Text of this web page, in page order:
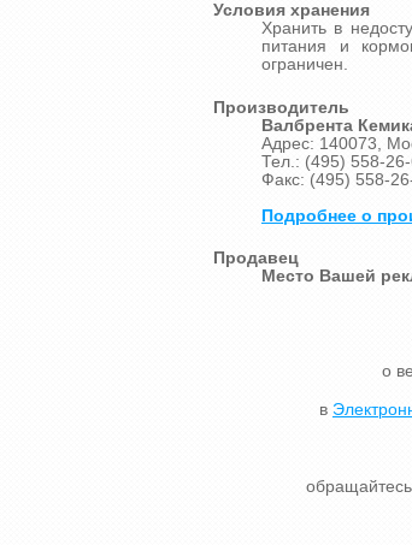
Условия хранения
Хранить в
питания и
ограничен.
Производитель
Валбрента
Адрес: 140073,
Тел.: (495) 558-
Факс: (495) 558-
Подробнее о
Продавец
Место Вашей
о
в